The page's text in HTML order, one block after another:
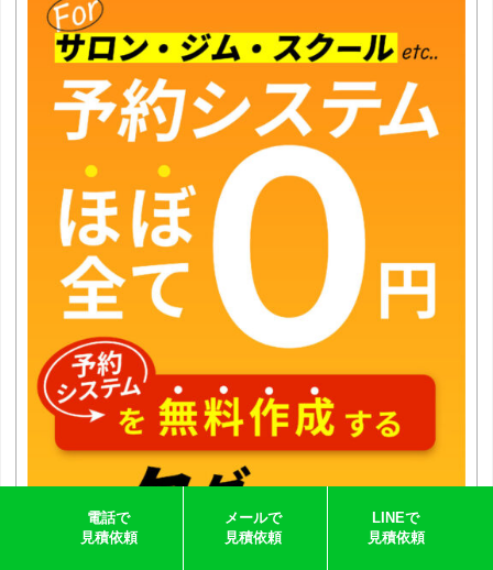
電話で
見積依頼
メールで
見積依頼
LINEで
見積依頼